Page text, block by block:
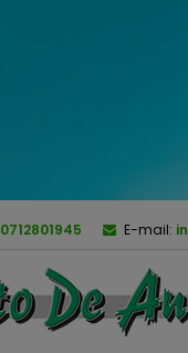
0712801945 E-mail: